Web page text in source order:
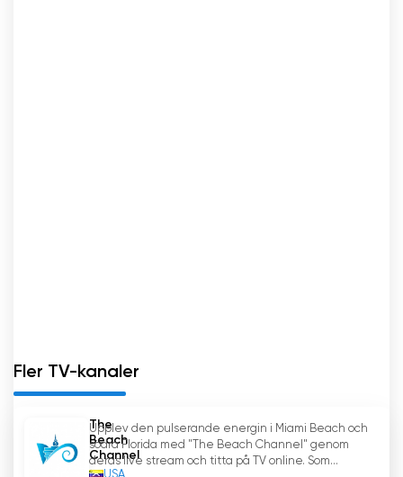
Fler TV-kanaler
The
Beach
Channel
USA
Upplev den pulserande energin i Miami Beach och
södra Florida med "The Beach Channel" genom
deras live stream och titta på TV online. Som...